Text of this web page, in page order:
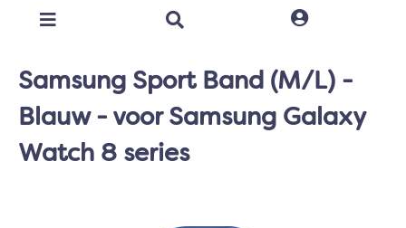
Samsung Sport Band (M/L) -
Blauw - voor Samsung Galaxy
Watch 8 series